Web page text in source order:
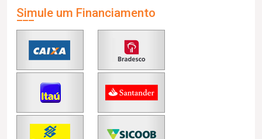
Simule um Financiamento